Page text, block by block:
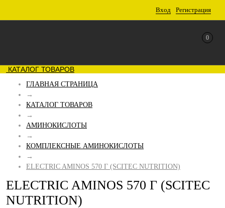
Вход Регистрация
0
КАТАЛОГ ТОВАРОВ
ГЛАВНАЯ СТРАНИЦА
→
КАТАЛОГ ТОВАРОВ
→
АМИНОКИСЛОТЫ
→
КОМПЛЕКСНЫЕ АМИНОКИСЛОТЫ
→
ELECTRIC AMINOS 570 Г (SCITEC NUTRITION)
ELECTRIC AMINOS 570 Г (SCITEC
NUTRITION)